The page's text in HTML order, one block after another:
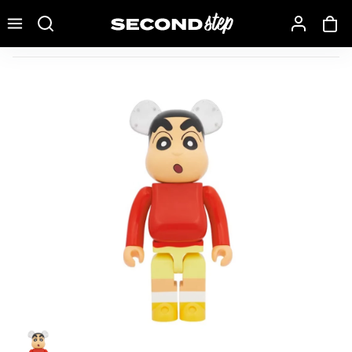
Bearbrick Crayon Shin-Chan 1000